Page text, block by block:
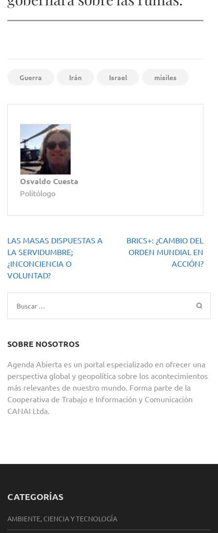
Guerra Irán Israel misiles
Osvaldo Cuesta
Politólogo
Navegación
de
entradas
LAS MASAS DISPUESTAS A
LA SERVIDUMBRE;
¿INCONCIENCIA O
VOLUNTAD?
BRICS+: ¿CAMBIO DEL
ORDEN MUNDIAL EN
ACCIÓN?
Buscar:
SOBRE NOSOTROS
Agenda Abierta es un portal especializado en ofrecer una
perspectiva global y geopolítica sobre los acontecimientos
más relevantes de nuestro mundo. Forma parte de la
Cooperativa de Trabajo e Información y Comunicación
CANAI Ltda.
CATEGORÍAS
AMBIENTE, CIENCIA Y TECNOLOGÍA